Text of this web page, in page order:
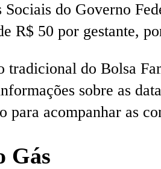
Sociais do Governo
R$ 50 por gestante,
tradicional do Bolsa
sobre as
para acompanhar as
Gás